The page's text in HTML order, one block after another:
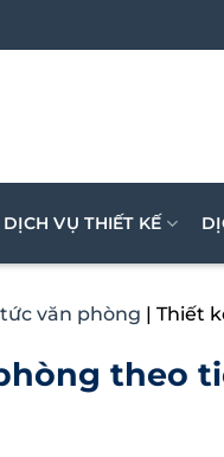
DỊCH VỤ THIẾT KẾ
văn phòng | Thiết
theo